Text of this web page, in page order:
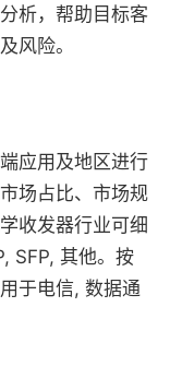
析，帮助目标客
风险。
应用及地区进行
场占比、市场规
收发器行业可细
SFP, 其他。按
于电信, 数据通